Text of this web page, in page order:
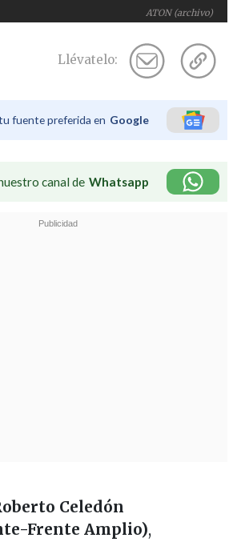
ATON (archivo)
Llévatelo:
fuente preferida en Google
canal de Whatsapp
Celedón
Frente Amplio),